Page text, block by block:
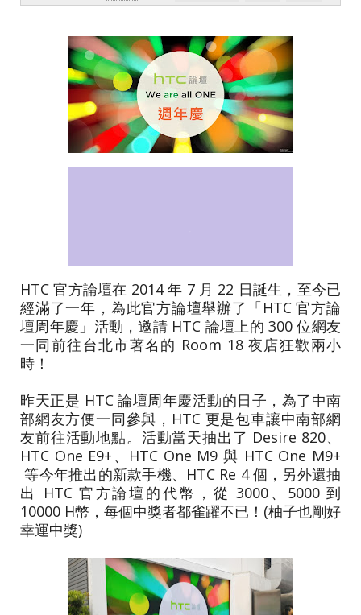
HTC 官方論壇在 2014 年 7 月 22 日誕生，至今已
經滿了一年，為此官方論壇舉辦了「HTC 官方論
壇周年慶」活動，邀請 HTC 論壇上的 300 位網友
一同前往台北市著名的 Room 18 夜店狂歡兩小
時！
昨天正是 HTC 論壇周年慶活動的日子，為了中南
部網友方便一同參與，HTC 更是包車讓中南部網
友前往活動地點。活動當天抽出了 Desire 820、
HTC One E9+、HTC One M9 與 HTC One M9+
等今年推出的新款手機、HTC Re 4 個，另外還抽
出 HTC 官方論壇的代幣，從 3000、5000 到
10000 H幣，每個中獎者都雀躍不已！(柚子也剛好
幸運中獎)